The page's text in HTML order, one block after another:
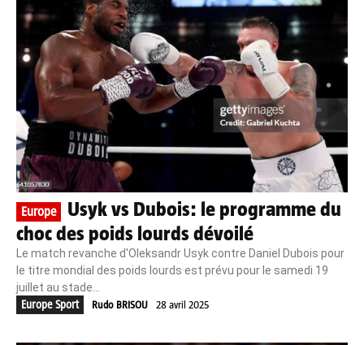
Europe
Usyk vs Dubois: le programme du
choc des poids lourds dévoilé
Le match revanche d'Oleksandr Usyk contre Daniel Dubois pour
le titre mondial des poids lourds est prévu pour le samedi 19
juillet au stade...
Europe Sport
Rudo BRISOU 28 avril 2025